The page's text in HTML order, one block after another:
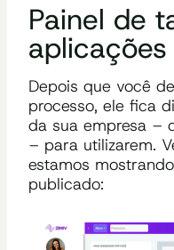
Painel de
Depois que você
processo, ele fica
da sua empresa –
– para utilizarem.
estamos
publicado: